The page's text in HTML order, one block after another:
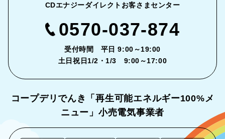
CDエナジーダイレクトお客さまセンター
0570-037-874
受付時間 平日 9:00～19:00
土日祝日1/2・1/3 9:00～17:00
コープデリでんき「再生可能エネルギー100%メ
ニュー」小売電気事業者